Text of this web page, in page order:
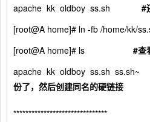
apache kk oldboy ss.sh #
[root@A home]# ln -fb /home/kk/
[root@A home]# ls #查
apache kk oldboy ss.sh ss.sh~
份了，然后创建同名的硬链接
*******************************